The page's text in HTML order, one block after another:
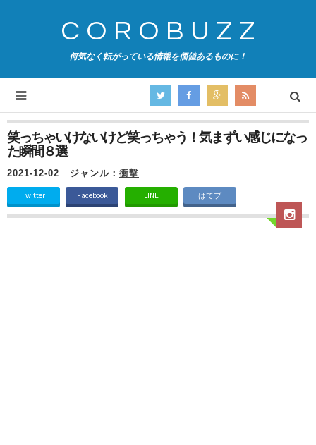
COROBUZZ
何気なく転がっている情報を価値あるものに！
笑っちゃいけないけど笑っちゃう！気まずい感じになっ
た瞬間８選
2021-12-02 ジャンル： 衝撃
Twitter Facebook LINE はてブ